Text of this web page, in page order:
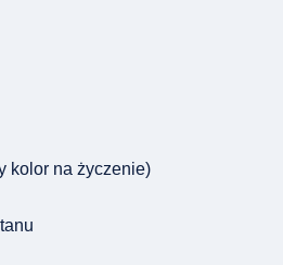
kolor na życzenie)